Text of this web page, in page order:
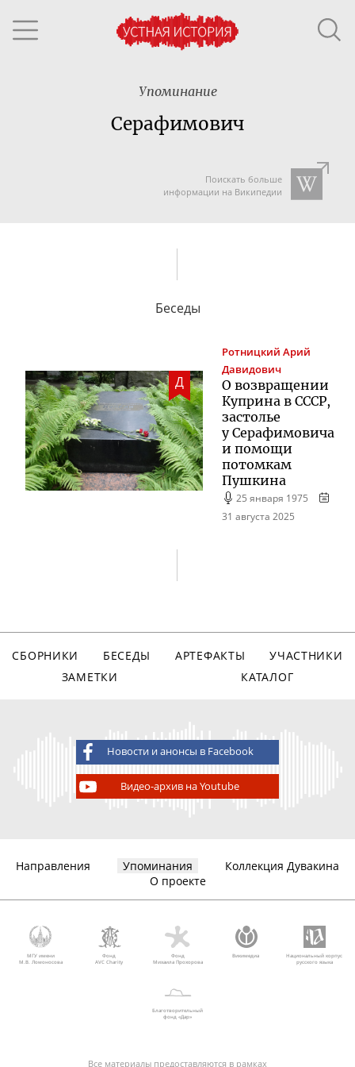
Упоминание
Серафимович
Поискать больше
информации на Википедии
Беседы
Д
Ротницкий Арий
Давидович
О возвращении
Куприна в СССР,
застолье
у Серафимовича
и помощи
потомкам
Пушкина
25 января 1975
31 августа 2025
СБОРНИКИ БЕСЕДЫ АРТЕФАКТЫ
УЧАСТНИКИ
ЗАМЕТКИ
КАТАЛОГ
Новости и анонсы в Facebook
Видео-архив на Youtube
Направления Упоминания
Коллекция Дувакина
О проекте
МГУ имени
М.В. Ломоносова
Фонд
AVC Charity
Фонд
Михаила Прохорова
Викимедиа
Национальный корпус
русского языка
Благотворительный
фонд «Дар»
Все материалы предоставляются в рамках